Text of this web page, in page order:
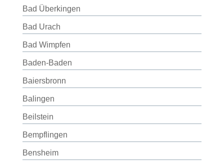
Bad Überkingen
Bad Urach
Bad Wimpfen
Baden-Baden
Baiersbronn
Balingen
Beilstein
Bempflingen
Bensheim